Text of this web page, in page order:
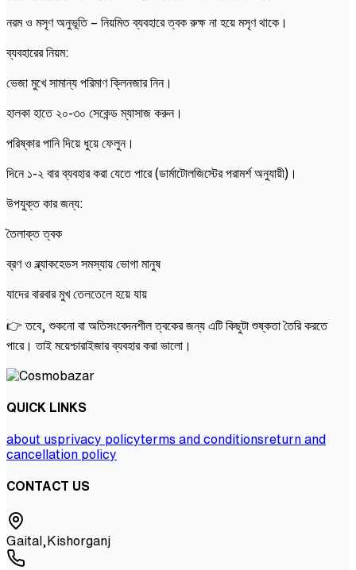
নরম ও মসৃণ অনুভূতি – নিয়মিত ব্যবহারে ত্বক রুক্ষ না হয়ে মসৃণ থাকে।
ব্যবহারের নিয়ম:
ভেজা মুখে সামান্য পরিমাণ ক্লিনজার নিন।
হালকা হাতে ২০-৩০ সেকেন্ড ম্যাসাজ করুন।
পরিষ্কার পানি দিয়ে ধুয়ে ফেলুন।
দিনে ১-২ বার ব্যবহার করা যেতে পারে (ডার্মাটোলজিস্টের পরামর্শ অনুযায়ী)।
উপযুক্ত কার জন্য:
তৈলাক্ত ত্বক
ব্রণ ও ব্ল্যাকহেডস সমস্যায় ভোগা মানুষ
যাদের বারবার মুখ তেলতেলে হয়ে যায়
👉 তবে, শুকনো বা অতিসংবেদনশীল ত্বকের জন্য এটি কিছুটা শুষ্কতা তৈরি করতে
পারে। তাই ময়েশ্চারাইজার ব্যবহার করা ভালো।
QUICK LINKS
about usprivacy policyterms and conditionsreturn and
cancellation policy
CONTACT US
Gaital,Kishorganj